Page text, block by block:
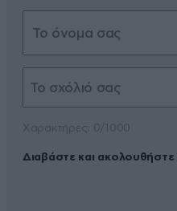
Διαβάστε και